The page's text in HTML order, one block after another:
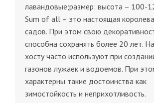
лавандовые;размер: высота – 100-
Sum оf аll – это настоящая
садов. При этом свою
способна сохранять более 20 лет.
хосту часто используют при
газонов лужаек и водоемов. При
характерны такие достоинства как
зимостойкость и неприхотливость.